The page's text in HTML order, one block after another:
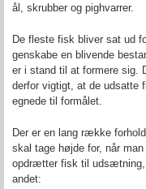
ål, skrubber og pighvarrer.
De fleste fisk bliver sat ud
genskabe en blivende
er i stand til at formere sig.
derfor vigtigt, at de udsatte
egnede til formålet.
Der er en lang række
skal tage højde for, når man
opdrætter fisk til udsætning,
andet: